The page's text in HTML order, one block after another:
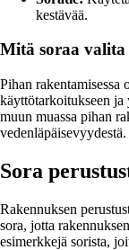
kestävää.
Mitä soraa valita
Pihan rakentamisessa
käyttötarkoitukseen
muun muassa pihan
vedenläpäisevyydestä.
Sora
Rakennuksen
sora, jotta
esimerkkejä sorista,